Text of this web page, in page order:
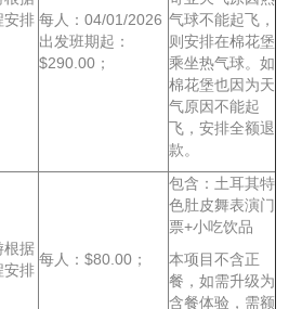
安排 每人：04/01/2026
出发班期起：
$290.00；
气球不能起飞，
则安排在棉花堡
乘坐热气球。如
棉花堡也因为天
气原因不能起
飞，安排全额退
款。
根据
安排
每人：$80.00；
包含：土耳其特
色肚皮舞表演门
票+小吃饮品
本项目不含正
餐，如需升级为
含餐体验，需额